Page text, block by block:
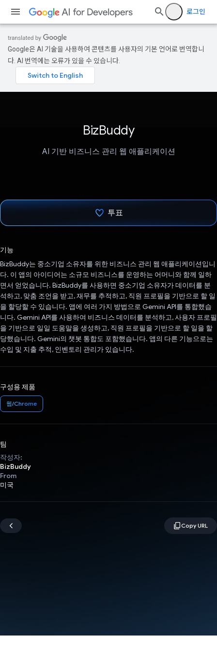
로그인
Google은 AI 기술을 사용하여 콘텐츠를 사용자의 기본 언어로 번역합니
다. AI 번역에는 오류가 있을 수 있습니다.
BizBuddy
AI 기반 비즈니스 관리 웹 애플리케이션
투표
기능
BizBuddy는 중소기업 소유자를 위한 비즈니스 관리 웹 애플리케이션입니
다. 이 앱의 아이디어는 소규모 비즈니스를 운영하는 어머니와 함께 일하
면서 얻었습니다. BizBuddy를 사용하면 중소기업 소유자가 데이터를 분
석하고, 맞춤 조언을 받고, 재무를 추적하고, 직원 프로필을 기반으로 할 일
을 할당할 수 있습니다. 앱에 여러 가지 방법으로 Gemini API를 통합했습
니다. Gemini API를 사용하여 비즈니스 데이터를 분석하고, 사용자 프로필
을 기반으로 일일 도움말을 생성하고, 직원 프로필을 기반으로 할 일을 할
당했습니다. Gemini의 챗봇 통합도 포함했습니다. 앱의 다른 기능으로는
수입 및 지출 추적, 인벤토리 관리가 있습니다.
구성용 제품
웹/Chrome
팀
작성자:
BizBuddy
From
미국